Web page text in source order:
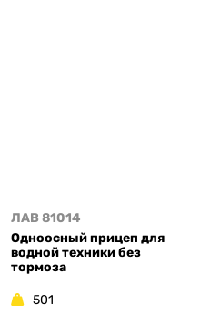
ЛАВ 81014
Одноосный прицеп для
водной техники без
тормоза
501